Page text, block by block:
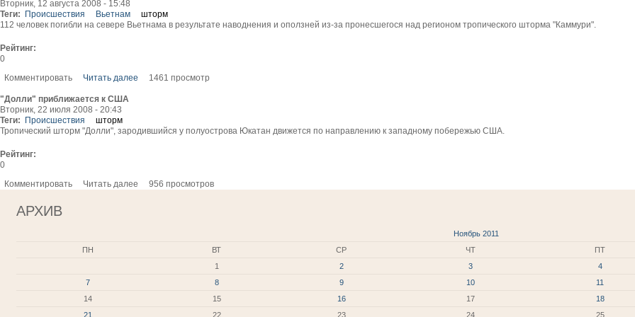
Вторник, 12 августа 2008 - 15:48
Теги:
Происшествия Вьетнам
шторм
112 человек погибли на севере Вьетнама в результате наводнения и оползней из-за пронесшегося над регионом тропического шторма "Каммури".
Рейтинг:
0
Комментировать
Читать далее 1461 просмотр
"Долли" приближается к США
Вторник, 22 июля 2008 - 20:43
Теги:
Происшествия
шторм
Тропический шторм "Долли", зародившийся у полуострова Юкатан движется по направлению к западному побережью США.
Рейтинг:
0
Комментировать
Читать далее 956 просмотров
АРХИВ
Ноябрь 2011
ПН
ВТ СР ЧТ ПТ
1
2 3 4
7
8 9 10 11
14
15 16 17 18
21
22 23 24 25